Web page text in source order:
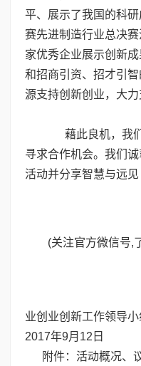
平、展示了我国的科
赛先进制造行业总决
家优秀企业展示创新
和招商引资、招才引
源支持创新创业，大力
藉此良机，我们
寻求合作机会。我们
活动并分享智慧与远见
(关注官方微信号,
业创业创新工作领导
2017年9月12日
附件：活动概况、